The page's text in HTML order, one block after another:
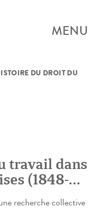
MENU
DU DROIT DU
travail dans
(1848-
recherche collective